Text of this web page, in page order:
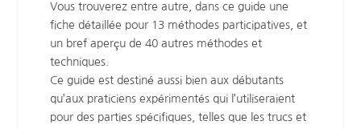
Vous trouverez entre autre, dans ce guide une
fiche détaillée pour 13 méthodes participatives, et
un bref aperçu de 40 autres méthodes et
techniques.
Ce guide est destiné aussi bien aux débutants
qu’aux praticiens expérimentés qui l’utiliseraient
pour des parties spécifiques, telles que les trucs et